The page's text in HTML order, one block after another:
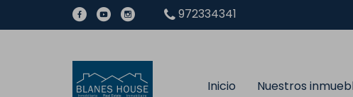
972334341
Inicio Nuestros